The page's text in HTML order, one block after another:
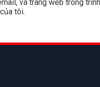
và trang web trong
tôi.